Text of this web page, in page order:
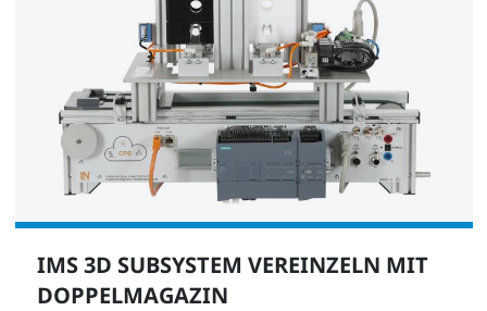
IMS 3D SUBSYSTEM VEREINZELN MIT
DOPPELMAGAZIN